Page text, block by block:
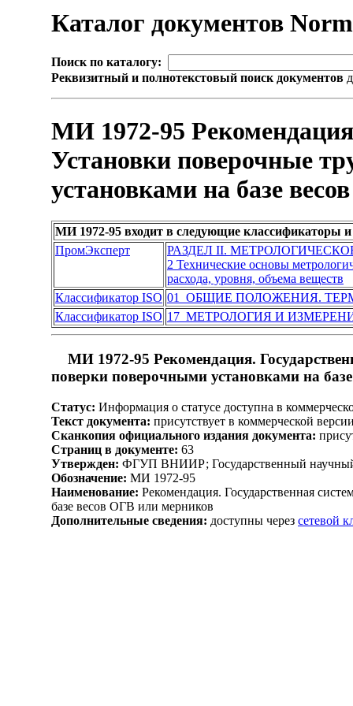
Каталог документов
Поиск по каталогу:
Реквизитный и полнотекстовый поиск документов
МИ 1972-95
Установки поверочные
установками на базе
МИ 1972-95 входит в следующие классификаторы
ПромЭксперт
РАЗДЕЛ II.
2 Технические основы
расхода, уровня, объема веществ
Классификатор ISO 01 ОБЩИЕ ПОЛОЖЕНИЯ.
Классификатор ISO 17 МЕТРОЛОГИЯ И
МИ 1972-95 Рекомендация.
поверки поверочными установками на
Статус: Информация о статусе доступна в
Текст документа: присутствует в коммерческой
Сканкопия официального издания документа:
Страниц в документе: 63
Утвержден: ФГУП ВНИИР; Государственный научный
Обозначение: МИ 1972-95
Наименование: Рекомендация. Государственная
базе весов ОГВ или мерников
Дополнительные сведения: доступны через сетевой